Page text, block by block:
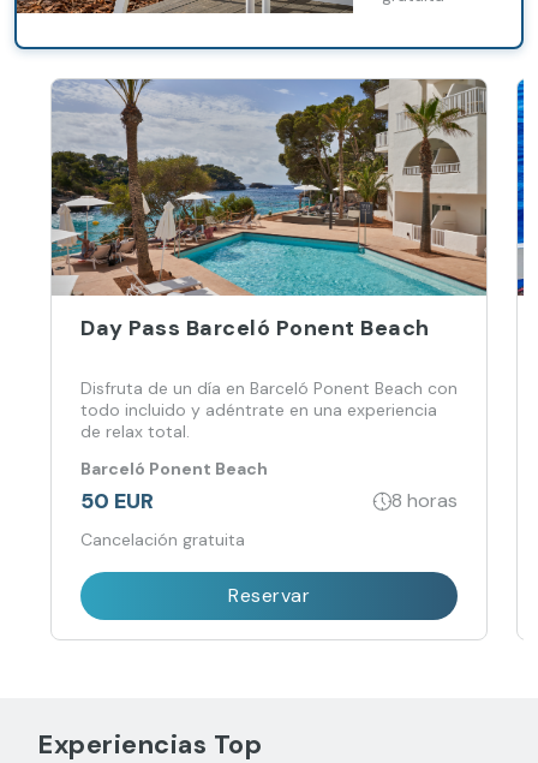
smoothie.
Day Pass Barceló Ponent Beach
Disfruta de un día en Barceló Ponent Beach con
todo incluido y adéntrate en una experiencia
de relax total.
Barceló Ponent Beach
50 EUR 8 horas
Cancelación gratuita
Reservar
Experiencias Top